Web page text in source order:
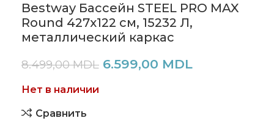
Bestway Бассейн STEEL PRO MAX
Round 427х122 см, 15232 Л,
металлический каркас
8.499,00MDL 6.599,00 MDL
Нет в наличии
Сравнить